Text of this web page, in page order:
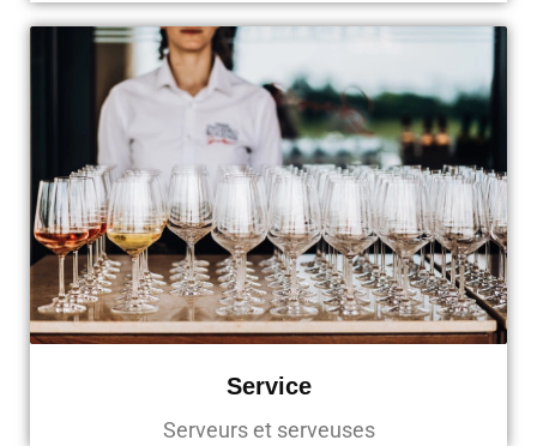
Service
Serveurs et serveuses